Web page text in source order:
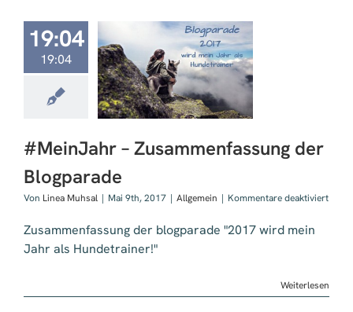
19:04
19:04
–
#MeinJahr – Zusammenfassung der
Blogparade
Von Linea Muhsal | Mai 9th, 2017 | Allgemein | Kommentare deaktiviertfür
Zusammenfassung der blogparade "2017 wird mein
Jahr als Hundetrainer!"
Weiterlesen